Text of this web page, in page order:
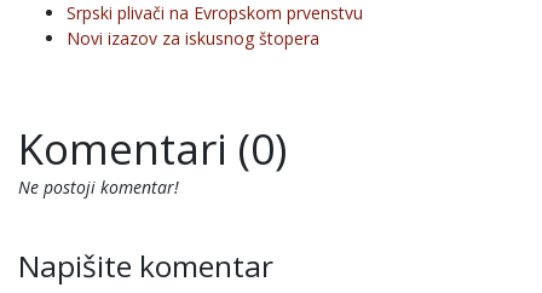
Srpski plivači na Evropskom prvenstvu
Novi izazov za iskusnog štopera
Komentari (0)
Ne postoji komentar!
Napišite komentar